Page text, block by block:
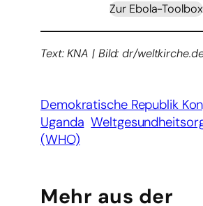
Zur Ebola-Toolbox
Text: KNA | Bild: dr/
Demokratische Republik
Uganda
(WHO)
Mehr aus der